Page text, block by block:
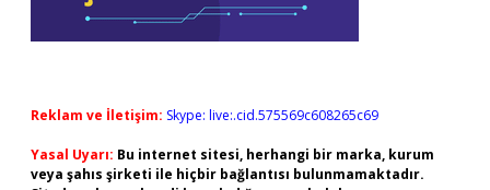
Reklam ve İletişim: Skype: live:.cid.575569c608265c69
Yasal Uyarı: Bu internet sitesi, herhangi bir marka, kurum
veya şahıs şirketi ile hiçbir bağlantısı bulunmamaktadır.